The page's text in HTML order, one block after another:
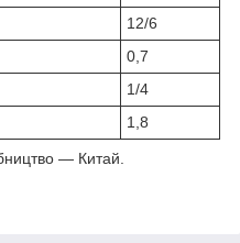
12/6
0,7
1/4
1,8
— Китай.